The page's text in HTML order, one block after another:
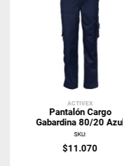
ACTIVEX
Pantalón Cargo
Gabardina 80/20 Azul
Con Protección UV
Activex
SKU:
$11.070